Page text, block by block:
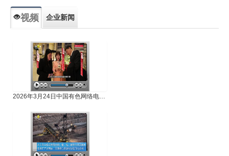
视频 企业新闻
2026年3月24日中国有色网络电视新闻